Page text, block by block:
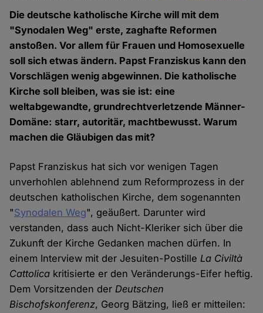
Die deutsche katholische Kirche will mit dem
"Synodalen Weg" erste, zaghafte Reformen
anstoßen. Vor allem für Frauen und Homosexuelle
soll sich etwas ändern. Papst Franziskus kann den
Vorschlägen wenig abgewinnen. Die katholische
Kirche soll bleiben, was sie ist: eine
weltabgewandte, grundrechtverletzende Männer-
Domäne: starr, autoritär, machtbewusst. Warum
machen die Gläubigen das mit?
Papst Franziskus hat sich vor wenigen Tagen
unverhohlen ablehnend zum Reformprozess in der
deutschen katholischen Kirche, dem sogenannten
"Synodalen Weg", geäußert. Darunter wird
verstanden, dass auch Nicht-Kleriker sich über die
Zukunft der Kirche Gedanken machen dürfen. In
einem Interview mit der Jesuiten-PostilleLa Civiltà
Cattolica kritisierte er den Veränderungs-Eifer heftig.
Dem Vorsitzenden derDeutschen
Bischofskonferenz, Georg Bätzing, ließ er mitteilen: